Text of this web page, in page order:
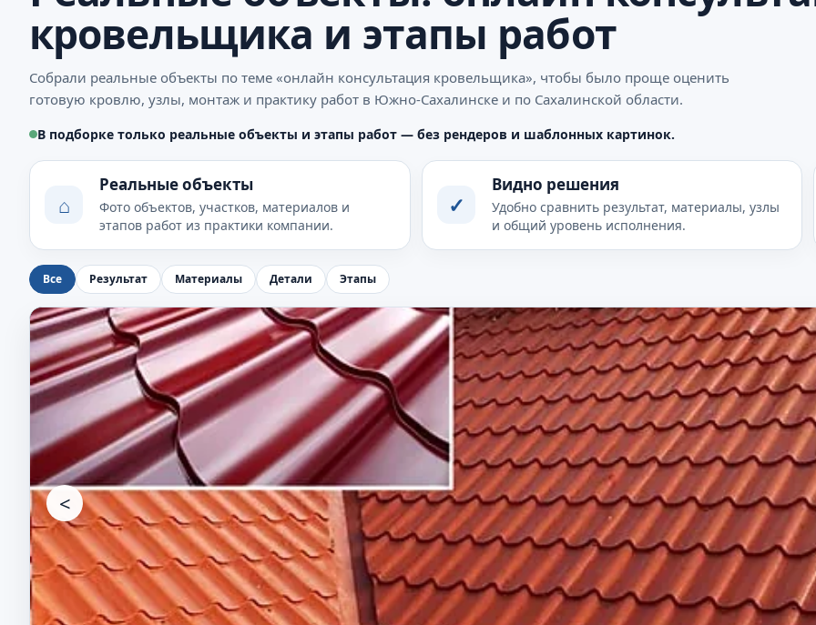
кровельщика и этапы работ
Собрали реальные объекты по теме «онлайн консультация кровельщика», чтобы было проще оценить
готовую кровлю, узлы, монтаж и практику работ в Южно-Сахалинске и по Сахалинской области.
В подборке только реальные объекты и этапы работ — без рендеров и шаблонных картинок.
⌂
Реальные объекты
Фото объектов, участков, материалов и
этапов работ из практики компании.
✓
Видно решения
Удобно сравнить результат, материалы, узлы
и общий уровень исполнения.
Все Результат Материалы Детали Этапы
<